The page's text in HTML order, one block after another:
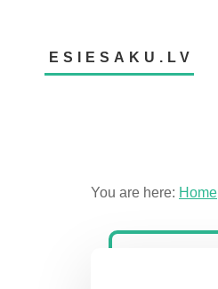
ESIESAKU.LV
You are here: Home